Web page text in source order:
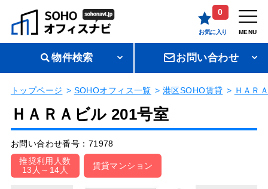
0
お気に入り MENU
物件検索 お問い合わせ
トップページ SOHOオフィス一覧 港区SOHO賃貸 ＨＡＲ
ＨＡＲＡビル 201号室
お問い合わせ番号：71978
推奨利用人数
13人～14人
賃貸マンション